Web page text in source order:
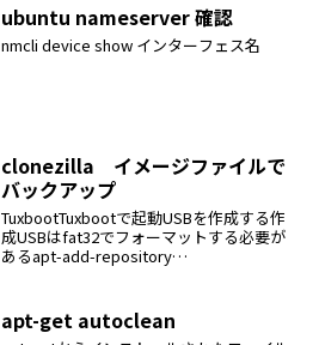
ubuntu nameserver 確認
nmcli device show インターフェス名
clonezilla イメージファイルで
バックアップ
TuxbootTuxbootで起動USBを作成する作
成USBはfat32でフォーマットする必要が
あるapt-add-repository
apt-get autoclean